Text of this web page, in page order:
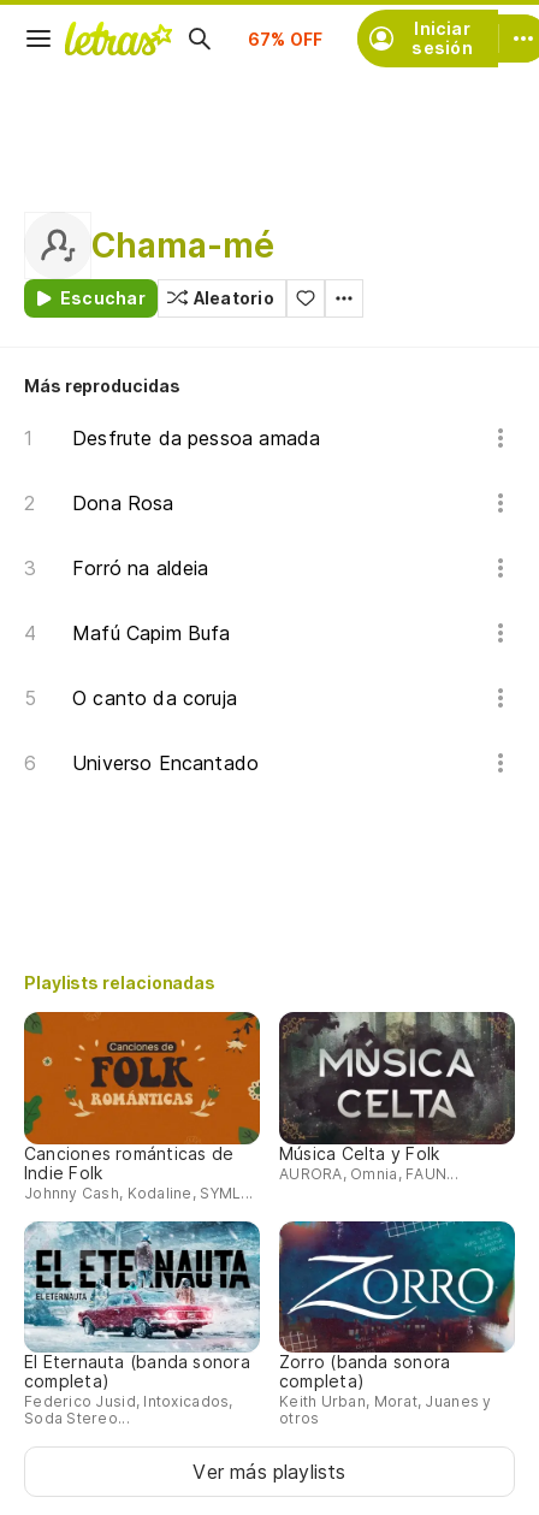
Iniciar
sesión
Suscríbete
Chama-mé
Escuchar Aleatorio
Más reproducidas
Desfrute da pessoa amada
Dona Rosa
Forró na aldeia
Mafú Capim Bufa
O canto da coruja
Universo Encantado
Playlists relacionadas
Canciones románticas de
Indie Folk
Johnny Cash, Kodaline, SYML...
Música Celta y Folk
AURORA, Omnia, FAUN...
El Eternauta (banda sonora
completa)
Federico Jusid, Intoxicados,
Soda Stereo...
Zorro (banda sonora
completa)
Keith Urban, Morat, Juanes y
otros
Ver más playlists